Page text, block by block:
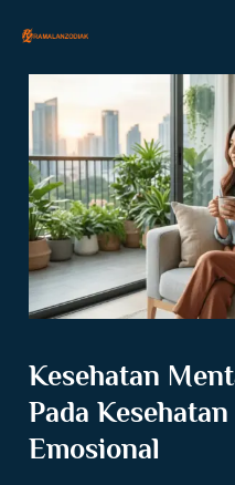
Kesehatan
Pada
Emosional